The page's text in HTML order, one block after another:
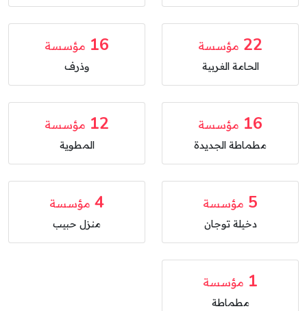
22 مؤسسة
الحامة الغربية
16 مؤسسة
وذرف
16 مؤسسة
مطماطة الجديدة
12 مؤسسة
المطوية
5 مؤسسة
دخيلة توجان
4 مؤسسة
منزل حبيب
1 مؤسسة
مطماطة